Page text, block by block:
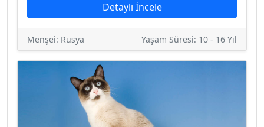
Detaylı İncele
Menşei: Rusya Yaşam Süresi: 10 - 16 Yıl